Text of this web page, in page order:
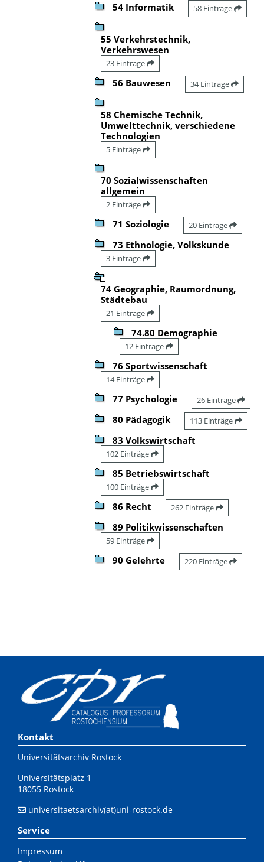
54 Informatik 58 Einträge
55 Verkehrstechnik,
Verkehrswesen
23 Einträge
56 Bauwesen 34 Einträge
58 Chemische Technik,
Umwelttechnik, verschiedene
Technologien
5 Einträge
70 Sozialwissenschaften
allgemein
2 Einträge
71 Soziologie 20 Einträge
73 Ethnologie, Volkskunde
3 Einträge
74 Geographie, Raumordnung,
Städtebau
21 Einträge
74.80 Demographie
12 Einträge
76 Sportwissenschaft
14 Einträge
77 Psychologie 26 Einträge
80 Pädagogik 113 Einträge
83 Volkswirtschaft
102 Einträge
85 Betriebswirtschaft
100 Einträge
86 Recht 262 Einträge
89 Politikwissenschaften
59 Einträge
90 Gelehrte 220 Einträge
Kontakt
Universitätsarchiv Rostock
Universitätsplatz 1
18055 Rostock
universitaetsarchiv(at)uni-rostock.de
Service
Impressum